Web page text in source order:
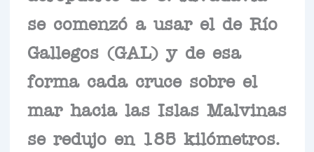
se comenzó a usar el de Río
Gallegos (GAL) y de esa
forma cada cruce sobre el
mar hacia las Islas Malvinas
se redujo en 185 kilómetros.